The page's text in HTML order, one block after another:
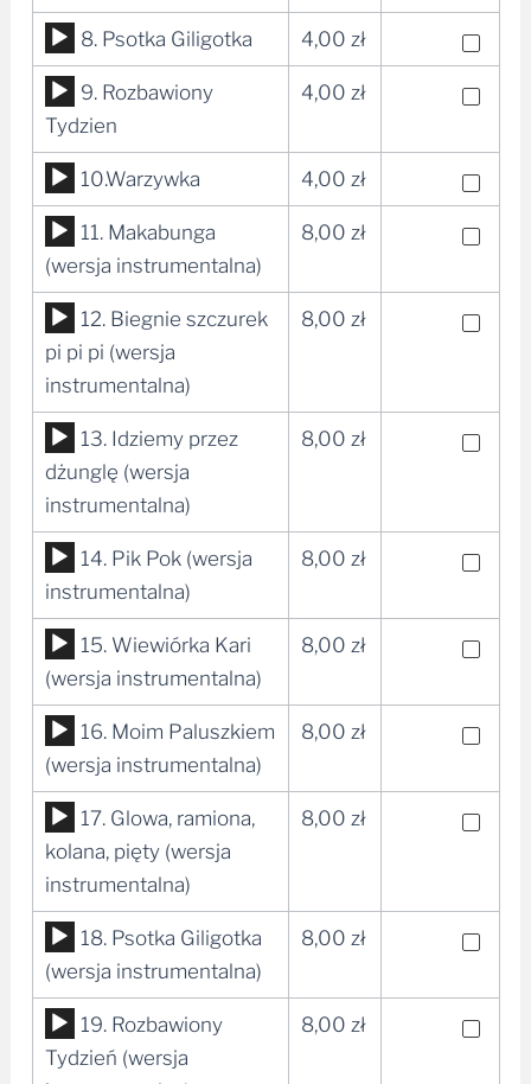
dźwiękowych
Odtwarzacz
plików
dźwiękowych
8. Psotka Giligotka 4,00 zł
Odtwarzacz
plików
dźwiękowych
9. Rozbawiony
Tydzien
4,00 zł
Odtwarzacz
plików
dźwiękowych
10.Warzywka 4,00 zł
Odtwarzacz
plików
dźwiękowych
11. Makabunga
(wersja instrumentalna)
8,00 zł
Odtwarzacz
plików
dźwiękowych
12. Biegnie szczurek
pi pi pi (wersja
instrumentalna)
8,00 zł
Odtwarzacz
plików
dźwiękowych
13. Idziemy przez
dżunglę (wersja
instrumentalna)
8,00 zł
Odtwarzacz
plików
dźwiękowych
14. Pik Pok (wersja
instrumentalna)
8,00 zł
Odtwarzacz
plików
dźwiękowych
15. Wiewiórka Kari
(wersja instrumentalna)
8,00 zł
Odtwarzacz
plików
dźwiękowych
16. Moim Paluszkiem
(wersja instrumentalna)
8,00 zł
Odtwarzacz
plików
dźwiękowych
17. Glowa, ramiona,
kolana, pięty (wersja
instrumentalna)
8,00 zł
Odtwarzacz
plików
dźwiękowych
18. Psotka Giligotka
(wersja instrumentalna)
8,00 zł
Odtwarzacz
plików
19. Rozbawiony
Tydzień (wersja
8,00 zł